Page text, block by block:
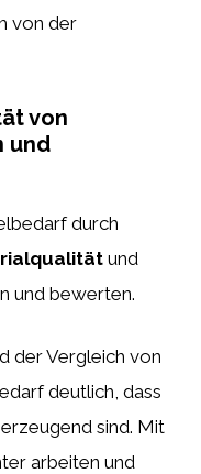
von der
von
und
durch
und
und bewerten.
der Vergleich von
deutlich, dass
sind. Mit
arbeiten und